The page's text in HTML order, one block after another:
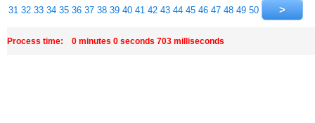
31 32 33 34 35 36 37 38 39 40 41 42 43 44 45 46 47 48 49 50
Process time: 0 minutes 0 seconds 703 milliseconds